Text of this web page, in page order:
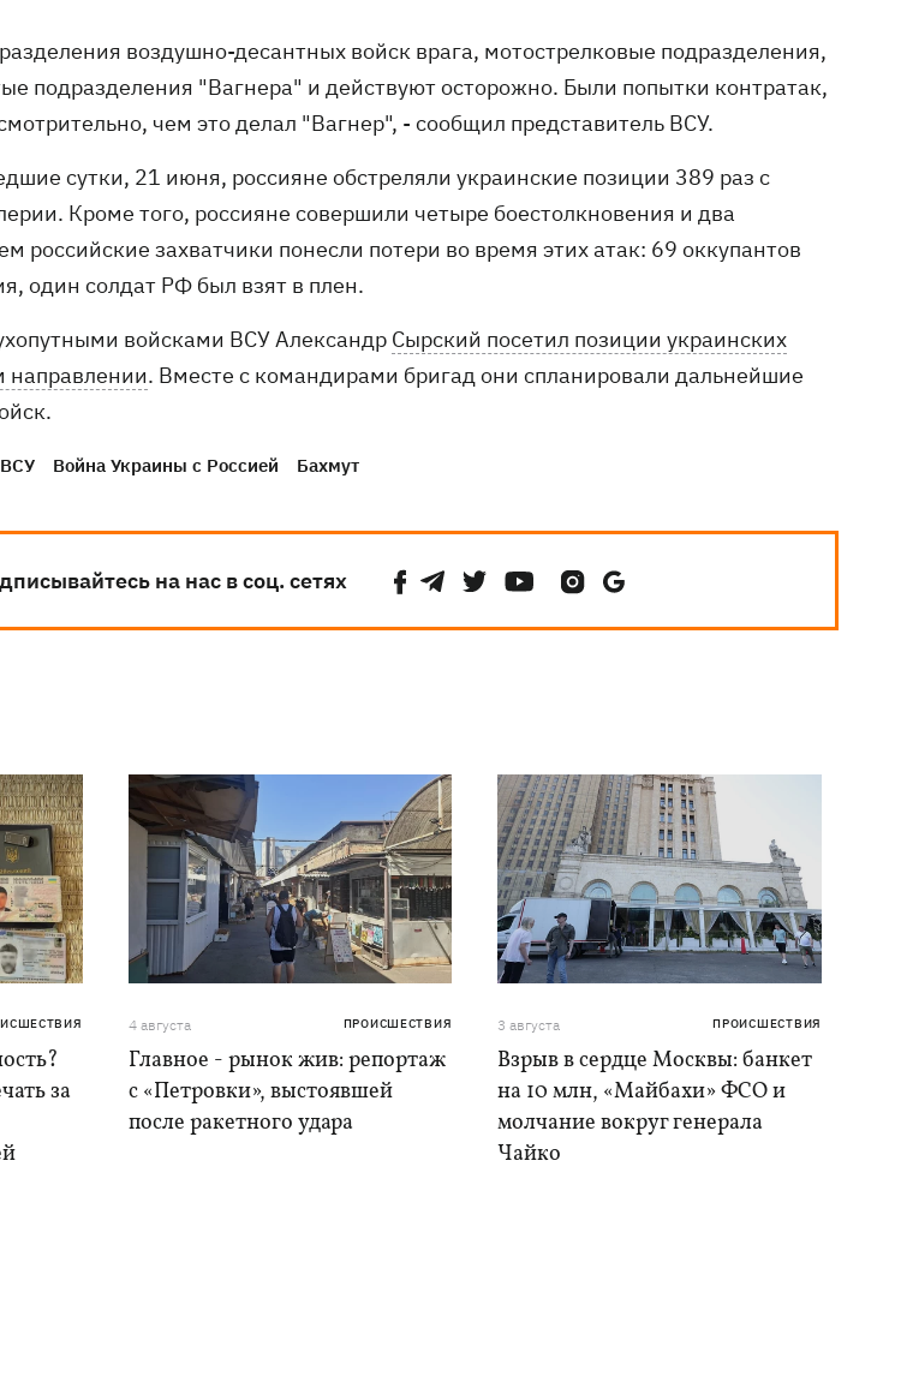
воздушно-десантных войск врага, мотострелковые подразделения,
подразделения "Вагнера" и действуют осторожно. Были попытки контратак,
чем это делал "Вагнер", - сообщил представитель ВСУ.
сутки, 21 июня, россияне обстреляли украинские позиции 389 раз с
Кроме того, россияне совершили четыре боестолкновения и два
российские захватчики понесли потери во время этих атак: 69 оккупантов
один солдат РФ был взят в плен.
войсками ВСУ Александр Сырский посетил позиции украинских
направлении. Вместе с командирами бригад они спланировали дальнейшие
Война Украины с Россией Бахмут
на нас в соц. сетях
за
4 августа ПРОИСШЕСТВИЯ
Главное - рынок жив: репортаж
с «Петровки», выстоявшей
после ракетного удара
3 августа ПРОИСШЕСТВИЯ
Взрыв в сердце Москвы: банкет
на 10 млн, «Майбахи» ФСО и
молчание вокруг генерала
Чайко